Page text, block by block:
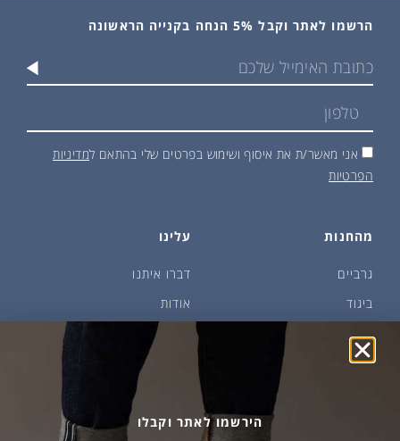
מהחנות
גרביים
ביגוד
שמן זית ודבש
פקעות ובצלים
עלינו
דברו איתנו
אודות
איפה קונים?
הבלוג של יודפת
הרשמו לאתר וקבל 5% הנחה בקנייה הראשונה
אני מאשר/ת את איסוף ושימוש בפרטים שלי בהתאם למדיניות
הפרטיות
הירשמו לאתר וקבלו